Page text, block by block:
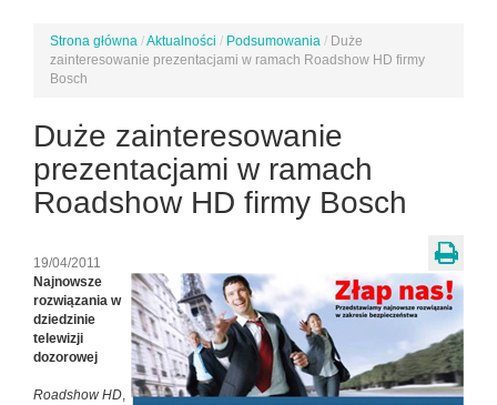
Jesteś
tutaj
Strona główna /Aktualności / Podsumowania / Duże
zainteresowanie prezentacjami w ramach Roadshow HD firmy
Bosch
Duże zainteresowanie
prezentacjami w ramach
Roadshow HD firmy Bosch
19/04/2011
Najnowsze
rozwiązania w
dziedzinie
telewizji
dozorowej
Roadshow HD,